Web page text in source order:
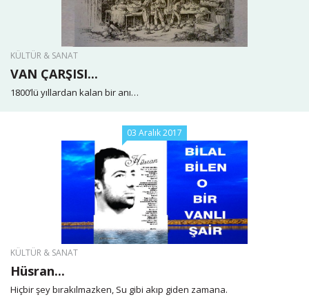
KÜLTÜR & SANAT
VAN ÇARŞISI...
1800’lü yıllardan kalan bir anı…
03 Aralık 2017
KÜLTÜR & SANAT
Hüsran...
Hiçbir şey bırakılmazken, Su gibi akıp giden zamana.